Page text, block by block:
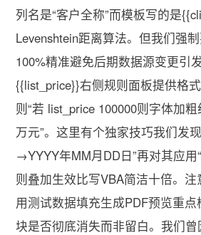
列名是“客户全称”而模板写的是
Levenshtein距离算法。但我们强
100%精准避免后期数据源变更引
{{list_price}}右侧规则面板提供格
则“若 list_price 100000则字体加
万元”。这里有个独家技巧我们发
→YYYY年MM月DD日”再对其应用
则叠加生效比写VBA简洁十倍。
用测试数据填充生成PDF预览重
块是否彻底消失而非留白。我们